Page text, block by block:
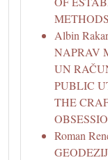
Albin
NAPRAV
UN
PUBLIC
THE
Roman